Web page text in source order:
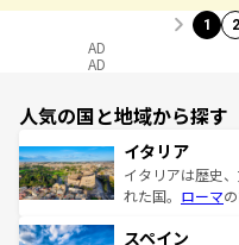
1 2
AD
AD
人気の国と地域から探す
イタリア
イタリアは歴史
れた国。 ローマ
ろん、トスカー
スペイン